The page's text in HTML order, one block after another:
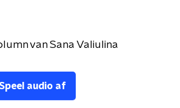
van Sana Valiulina
audio af